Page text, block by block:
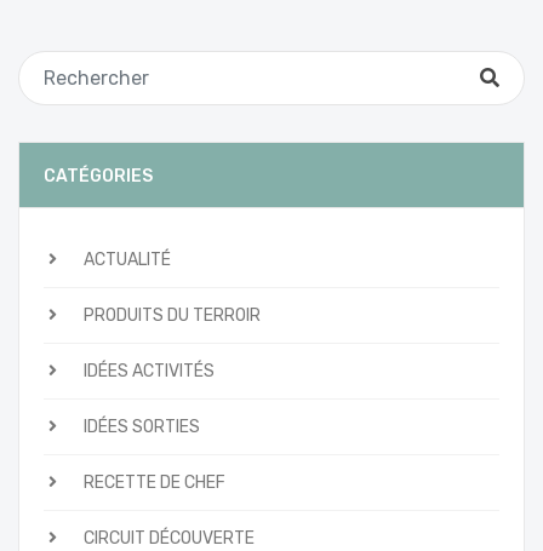
CATÉGORIES
ACTUALITÉ
PRODUITS DU TERROIR
IDÉES ACTIVITÉS
IDÉES SORTIES
RECETTE DE CHEF
CIRCUIT DÉCOUVERTE